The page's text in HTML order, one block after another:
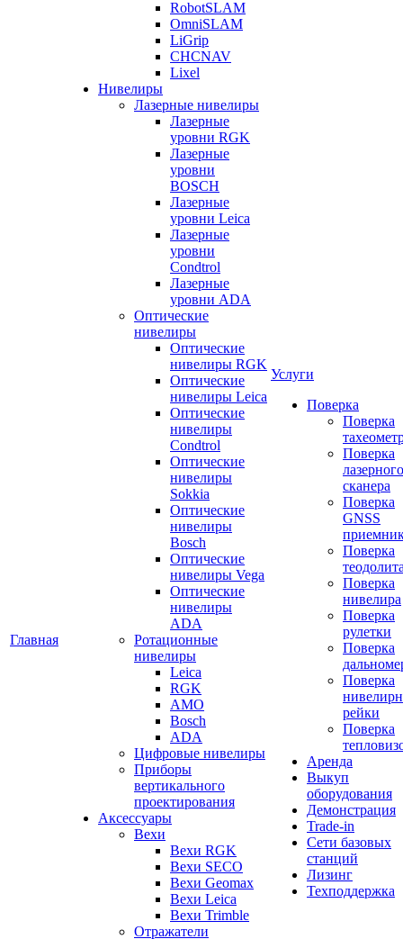
Главная
RobotSLAM
OmniSLAM
LiGrip
CHCNAV
Lixel
Нивелиры
Лазерные нивелиры
Лазерные
уровни RGK
Лазерные
уровни
BOSCH
Лазерные
уровни Leica
Лазерные
уровни
Condtrol
Лазерные
уровни ADA
Оптические
нивелиры
Оптические
нивелиры RGK
Оптические
нивелиры Leica
Оптические
нивелиры
Condtrol
Оптические
нивелиры
Sokkia
Оптические
нивелиры
Bosch
Оптические
нивелиры Vega
Оптические
нивелиры
ADA
Ротационные
нивелиры
Leica
RGK
AMO
Bosch
ADA
Цифровые нивелиры
Приборы
вертикального
проектирования
Аксессуары
Вехи
Вехи RGK
Вехи SECO
Вехи Geomax
Вехи Leica
Вехи Trimble
Отражатели
Услуги
Поверка
Поверка
Поверка
лазерного
сканера
Поверка
GNSS
Поверка
Поверка
нивелира
Поверка
рулетки
Поверка
Поверка
рейки
Поверка
Аренда
Выкуп
оборудования
Демонстрация
Trade-in
Сети базовых
станций
Лизинг
Техподдержка